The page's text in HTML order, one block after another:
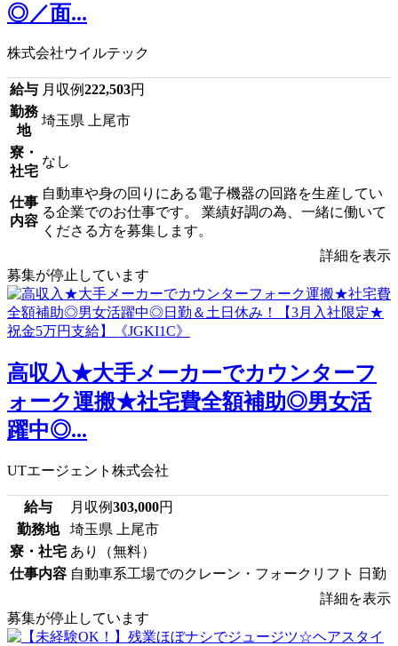
◎／面...
株式会社ウイルテック
給与 月収例222,503円
勤務
地
埼玉県 上尾市
寮・
社宅
なし
仕事
内容
自動車や身の回りにある電子機器の回路を生産してい
る企業でのお仕事です。 業績好調の為、一緒に働いて
くださる方を募集します。
詳細を表示
募集が停止しています
高収入★大手メーカーでカウンターフ
ォーク運搬★社宅費全額補助◎男女活
躍中◎...
UTエージェント株式会社
給与 月収例303,000円
勤務地
埼玉県 上尾市
寮・社宅 あり（無料）
仕事内容 自動車系工場でのクレーン・フォークリフト 日勤
詳細を表示
募集が停止しています